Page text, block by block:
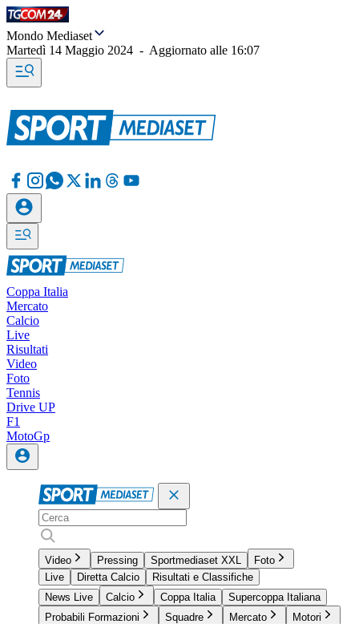
Mondo Mediaset
Martedì 14 Maggio 2024 - Aggiornato alle 16:07
Coppa Italia
Mercato
Calcio
Live
Risultati
Video
Foto
Tennis
Drive UP
F1
MotoGp
Video Pressing Sportmediaset XXL
Foto
Live
Diretta Calcio
Risultati e Classifiche
News Live
Calcio Coppa Italia
Supercoppa Italiana
Probabili Formazioni
Squadre Mercato
Motori